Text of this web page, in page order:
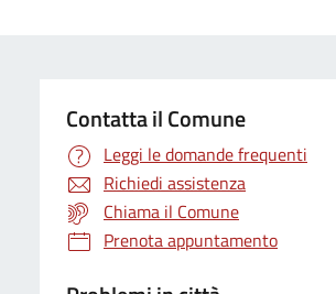
Contatta il Comune
Leggi le domande frequenti
Richiedi assistenza
Chiama il Comune
Prenota appuntamento